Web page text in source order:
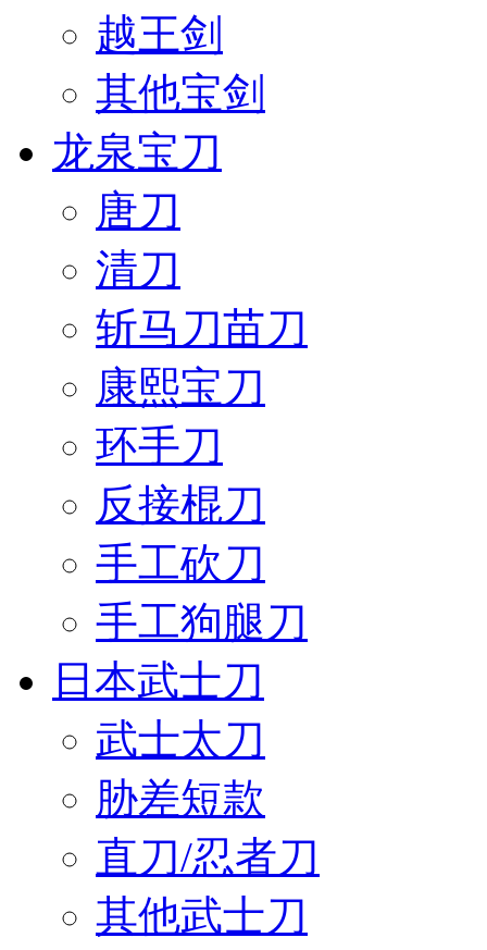
越王剑
其他宝剑
龙泉宝刀
唐刀
清刀
斩马刀苗刀
康熙宝刀
环手刀
反接棍刀
手工砍刀
手工狗腿刀
日本武士刀
武士太刀
胁差短款
直刀/忍者刀
其他武士刀